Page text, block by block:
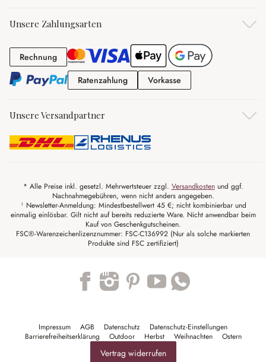
Unsere Zahlungsarten
RechnungRechnung
RatenzahlungRatenzahlung
Vorkasse
Unsere Versandpartner
* Alle Preise inkl. gesetzl. Mehrwertsteuer zzgl. Versandkostenund ggf.
Nachnahmegebühren, wenn nicht anders angegeben.
¹ Newsletter-Anmeldung: Mindestbestellwert 45 €; nicht kombinierbar und
einmalig einlösbar. Gilt nicht auf bereits reduzierte Ware. Nicht anwendbar beim
Kauf von Geschenkgutscheinen.
FSC®-Warenzeichenlizenznummer: FSC-C136992 (Nur als solche markierten
Produkte sind FSC zertifiziert)
Impressum AGB Datenschutz
Datenschutz-Einstellungen
Barrierefreiheitserklärung
Outdoor Herbst Weihnachten Ostern
Vertrag widerrufen